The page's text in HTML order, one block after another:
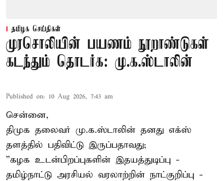
தமிழக செய்திகள்
முரசொலியின் பயணம் நூறாண்டுகள்
கடந்தும் தொடர்க: மு.க.ஸ்டாலின்
Published on: 10 Aug 2026, 7:43 am
சென்னை,
திமுக தலைவர் மு.க.ஸ்டாலின் தனது எக்ஸ்
தளத்தில் பதிவிட்டு இருப்பதாவது;
”கழக உடன்பிறப்புகளின் இதயத்துடிப்பு -
தமிழ்நாட்டு அரசியல் வரலாற்றின் நாட்குறிப்பு -